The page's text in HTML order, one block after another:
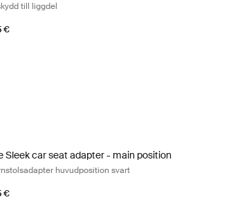
till liggdel
€
Sleek car seat adapter - main position Svart (selected)
Sleek car seat adapter - main position
huvudposition svart
€